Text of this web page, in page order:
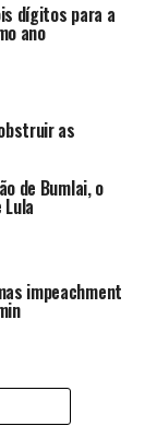
dígitos para a
ano
as
de Bumlai, o
impeachment